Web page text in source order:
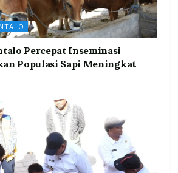
Percepat Inseminasi
Populasi Sapi Meningkat